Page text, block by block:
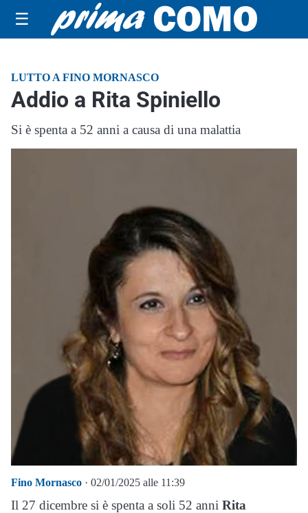
☰
LUTTO A FINO MORNASCO
Addio a Rita Spiniello
Si è spenta a 52 anni a causa di una malattia
Fino Mornasco · 02/01/2025 alle 11:39
Il 27 dicembre si è spenta a soli 52 anni Rita